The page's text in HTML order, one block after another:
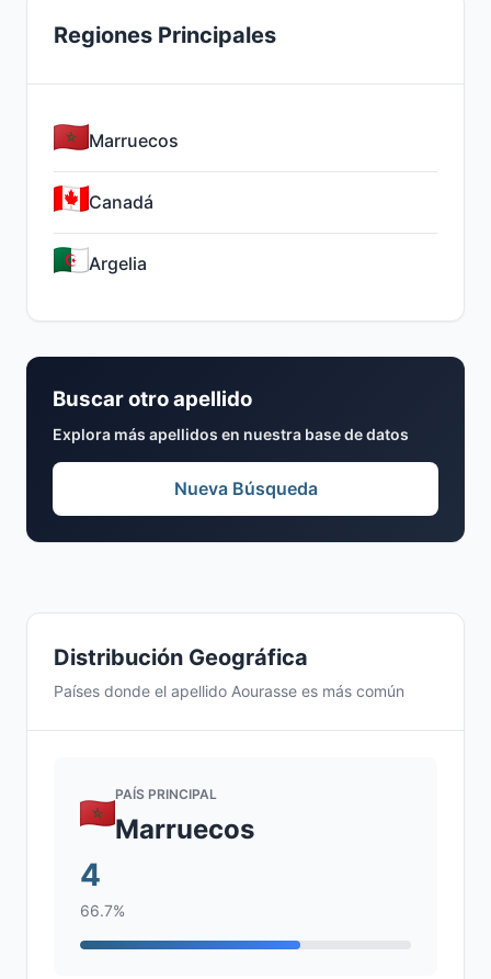
Distribución Geográfica
Países donde el apellido Aourasse es más común
PAÍS PRINCIPAL
Marruecos
4
66.7%
Regiones Principales
Marruecos
Canadá
Argelia
Buscar otro apellido
Explora más apellidos en nuestra base de datos
Nueva Búsqueda